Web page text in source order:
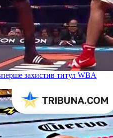
захистив титул WBA